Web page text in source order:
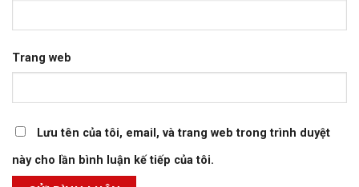
Trang web
Lưu tên của tôi, email, và trang web trong trình duyệt
này cho lần bình luận kế tiếp của tôi.